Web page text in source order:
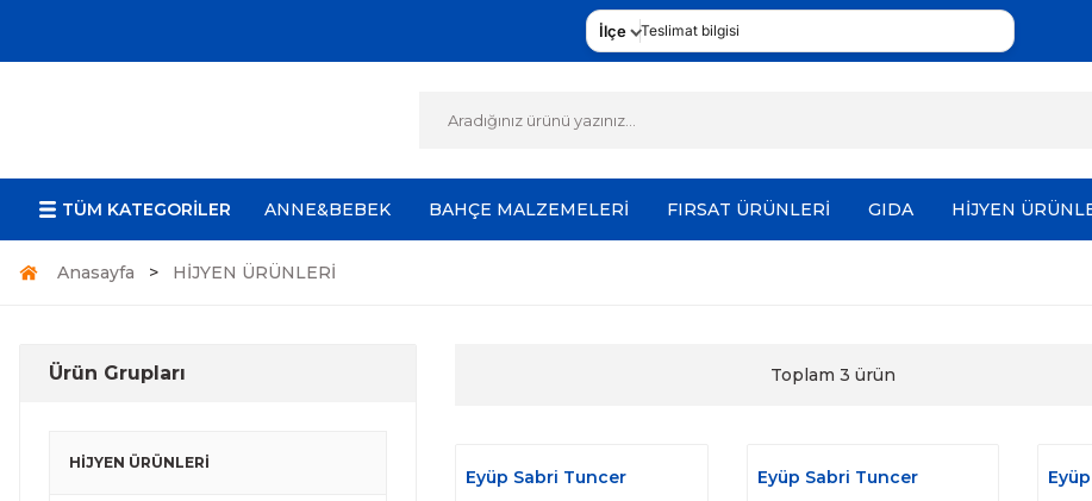
İlçe Teslimat bilgisi
TÜM KATEGORİLER ANNE&BEBEK BAHÇE MALZEMELERİ FIRSAT ÜRÜNLERİ GIDA HİJYEN
Anasayfa HİJYEN ÜRÜNLERİ
Ürün Grupları
HİJYEN ÜRÜNLERİ
Toplam 3 ürün
Eyüp Sabri Tuncer
Eyüp Sabri Tuncer